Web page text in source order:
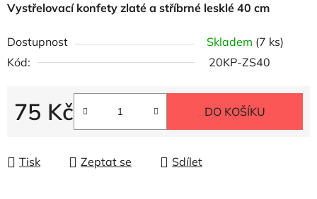
Vystřelovací konfety zlaté a stříbrné lesklé 40 cm
Dostupnost Skladem (7 ks)
Kód:
20KP-ZS40
75 Kč
Měrná cena:
DO KOŠÍKU
Tisk Zeptat se Sdílet